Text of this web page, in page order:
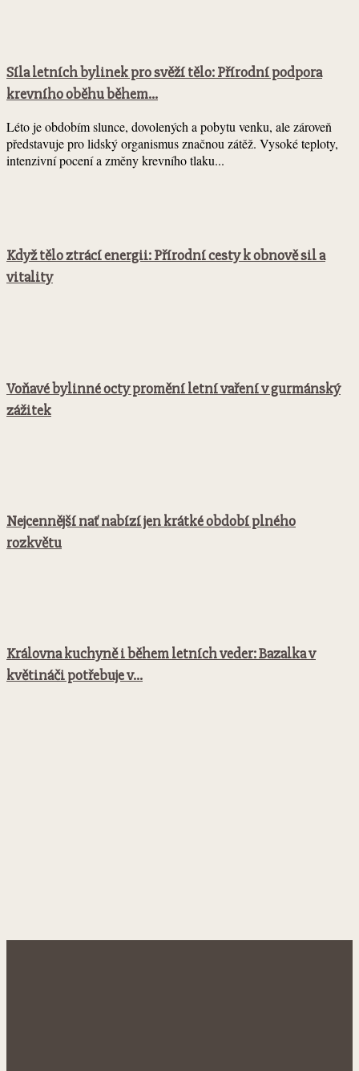
Síla letních bylinek pro svěží tělo: Přírodní podpora
krevního oběhu během...
Léto je obdobím slunce, dovolených a pobytu venku, ale zároveň
představuje pro lidský organismus značnou zátěž. Vysoké teploty,
intenzivní pocení a změny krevního tlaku...
Když tělo ztrácí energii: Přírodní cesty k obnově sil a
vitality
Voňavé bylinné octy promění letní vaření v gurmánský
zážitek
Nejcennější nať nabízí jen krátké období plného
rozkvětu
Královna kuchyně i během letních veder: Bazalka v
květináči potřebuje v...